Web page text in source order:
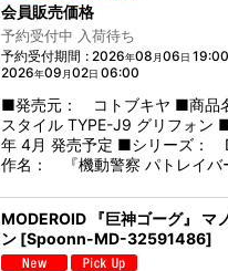
会員販売価格
予約受付中 入荷待ち
予約受付期間 : 2026年08 月06日 19:00
2026年09 月02日 06:00
■発売元： コトブキヤ ■商品
スタイル TYPE-J9 グリフォ
年 4月 発売予定 ■シリーズ：
作名： 『機動警察 パトレイバ
MODEROID 『巨神ゴーグ』 マ
ン [Spoonn-MD-32591486]